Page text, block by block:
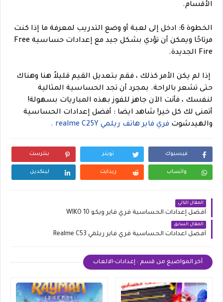
الأقسام.
الخطوة 6: ادخل إلى لعبة أو وضع التدريب لمعرفة ما إذا كنت
مرتاحًا ويمكن أن تؤدي بشكل جيد مع إعدادات حساسية Free
Fire الجديدة.
إذا لم يكن الأمر كذلك ، فقم بتعديل القيم قليلاً هنا وهناك
حتى تشعر بالراحة. بمجرد أن تجد الحساسية المثالية
لنفسك ، فأنت الآن جاهز للفوز بهذه المباريات بسهولة!
أتمنى لك كل خير! شاهد ايضا : أفضل إعدادات الحساسية
والهيدشوت فري فاير هاتف ريلمي realme C25Y .
فيسبوك تويتر بنترست
واتساب ريدايت لينكدين
المقال التالي
أفضل إعدادات الحساسية فري فاير ويكو WIKO 10
المقال السابق
أفضل اعدادات الحساسية فري فاير ريلمي Realme C53
أخر المواضيع من قسم : إعدادات-الالعاب